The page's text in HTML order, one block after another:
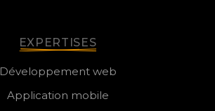
EXPERTISES
Développement web
Application mobile